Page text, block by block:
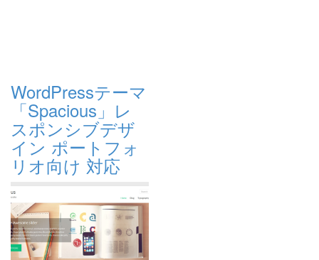
WordPressテーマ
「Spacious」レ
スポンシブデザ
イン ポートフォ
リオ向け 対応